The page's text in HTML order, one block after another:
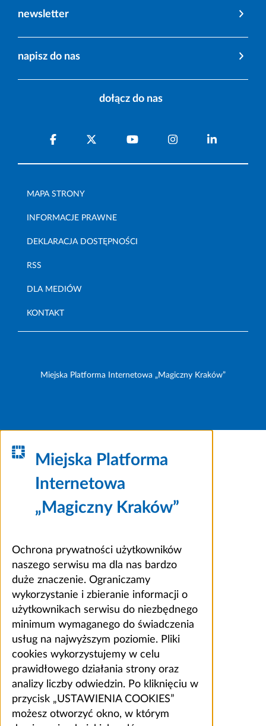
newsletter
napisz do nas
dołącz do nas
MAPA STRONY
INFORMACJE PRAWNE
DEKLARACJA DOSTĘPNOŚCI
RSS
DLA MEDIÓW
KONTAKT
Miejska Platforma Internetowa „Magiczny Kraków”
Miejska Platforma
Internetowa
„Magiczny Kraków”
Ochrona prywatności użytkowników
naszego serwisu ma dla nas bardzo
duże znaczenie. Ograniczamy
wykorzystanie i zbieranie informacji o
użytkownikach serwisu do niezbędnego
minimum wymaganego do świadczenia
usług na najwyższym poziomie. Pliki
cookies wykorzystujemy w celu
prawidłowego działania strony oraz
analizy liczby odwiedzin. Po kliknięciu w
przycisk „USTAWIENIA COOKIES”
możesz otworzyć okno, w którym